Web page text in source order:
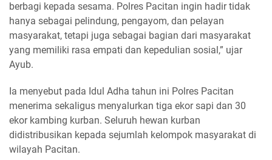
berbagi kepada sesama. Polres Pacitan ingin hadir tidak
hanya sebagai pelindung, pengayom, dan pelayan
masyarakat, tetapi juga sebagai bagian dari masyarakat
yang memiliki rasa empati dan kepedulian sosial,” ujar
Ayub.
Ia menyebut pada Idul Adha tahun ini Polres Pacitan
menerima sekaligus menyalurkan tiga ekor sapi dan 30
ekor kambing kurban. Seluruh hewan kurban
didistribusikan kepada sejumlah kelompok masyarakat di
wilayah Pacitan.